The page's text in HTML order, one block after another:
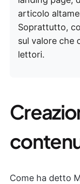
articolo
Soprattutto,
sul valore che
lettori.
Come ha detto